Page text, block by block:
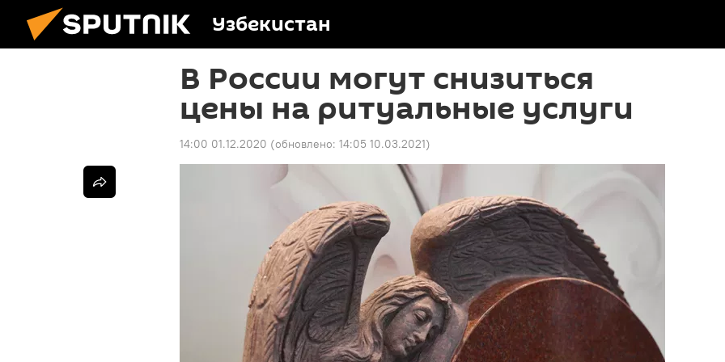
Узбекистан
В России могут снизиться
цены на ритуальные услуги
14:00 01.12.2020 (обновлено: 14:05 10.03.2021)